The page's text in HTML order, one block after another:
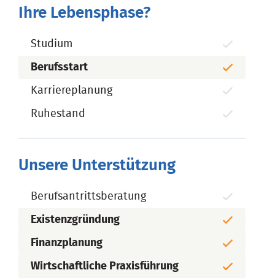
Ihre Lebensphase?
Studium
Berufsstart
Karriereplanung
Ruhestand
Unsere Unterstützung
Berufsantrittsberatung
Existenzgründung
Finanzplanung
Wirtschaftliche Praxisführung